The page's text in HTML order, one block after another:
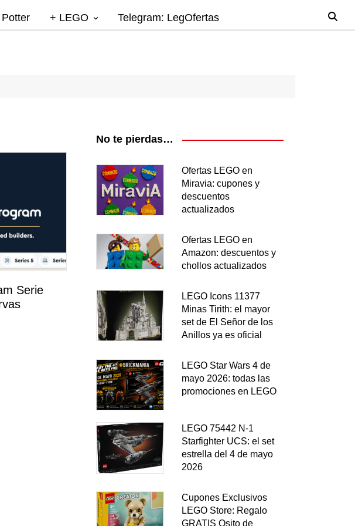
+ LEGO
Promociones
Telegram: LegOfertas
Serie
No te pierdas…
Ofertas LEGO en
Miravia: cupones y
descuentos
actualizados
Ofertas LEGO en
Amazon: descuentos y
chollos actualizados
LEGO Icons 11377
Minas Tirith: el mayor
set de El Señor de los
Anillos ya es oficial
LEGO Star Wars 4 de
mayo 2026: todas las
promociones en LEGO
LEGO 75442 N-1
Starfighter UCS: el set
estrella del 4 de mayo
2026
Cupones Exclusivos
LEGO Store: Regalo
GRATIS Osito de